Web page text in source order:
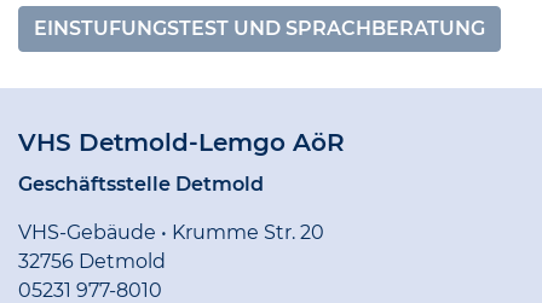
EINSTUFUNGSTEST UND SPRACHBERATUNG
VHS Detmold-Lemgo AöR
Geschäftsstelle Detmold
VHS-Gebäude • Krumme Str. 20
32756 Detmold
05231 977-8010